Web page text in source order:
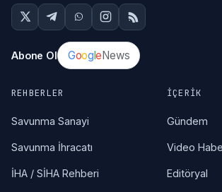
Abone Ol GoogleNews
REHBERLER
Savunma Sanayi
Savunma İhracatı
İHA / SİHA Rehberi
İÇERIK
Gündem
Video
Editöryal